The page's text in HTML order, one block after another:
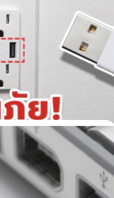
มูล!
จไม่ปลอดภัยและน่าไว้วางใจ
ราะ "อาจมีอะไรแปลกปลอม
ปกรณ์ของเราได้โดยผู้ไม่หวังดี"
Index ได้เผยข้อมูล
ร์ (cyberattacks) ไว้เป็นอันดับที่
ที่อยู่ในอันดับที่ 10 ซึ่งการชาร์จ
ตามโรงแรม, สนามบิน, รถยนต์
ก็เป็นหนึ่งในต้นตอสาเหตุที่
งอธิบายตรงนี้ก่อนครับ ว่าตัว
พื้นที่สาธารณะนั้น ไม่ได้เป็นคน
าโดยตรง หากแต่เป็นเหล่าแฮค
มูลในมือถือหรืออุปกรณ์ของเรา
ยขาร์จของ USB ในแท่น เสียบ
มือของพวกเขา ซึ่งเราก็จะโดน
ago
ำไมไม่ทำพอร์ตแบบ
น USB-C
ใช้งานอย่างเป็นทางการ และ